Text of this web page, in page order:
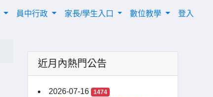
員中行政 家長/學生入口 數位教學 登入
近月內熱門公告
2026-07-16 1474